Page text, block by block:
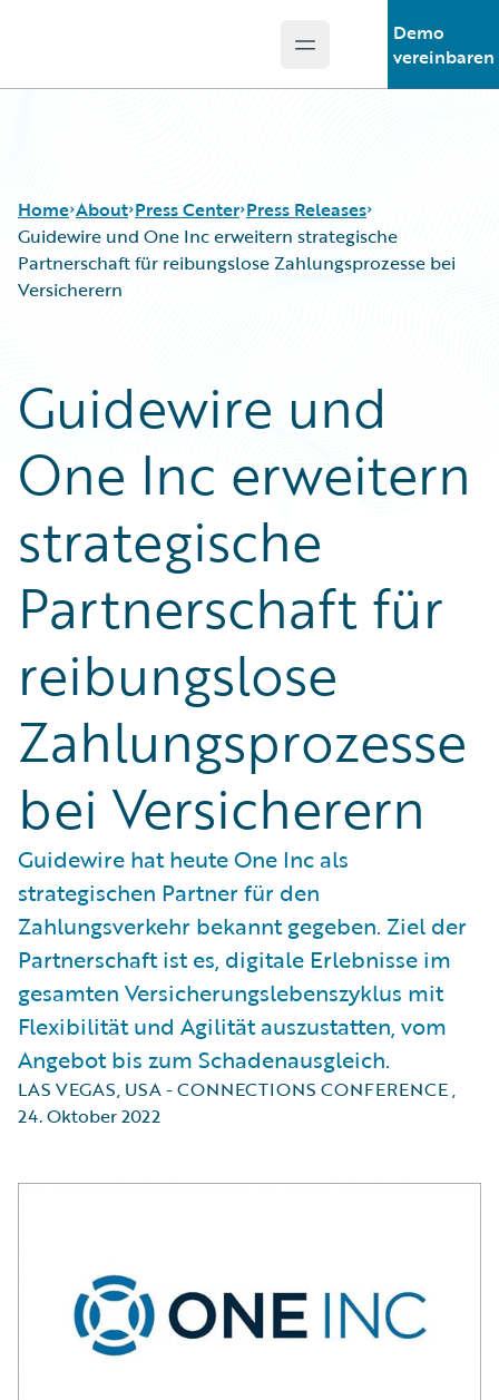
Open main menu
Demo
vereinbaren
Home About Press Center Press Releases
Guidewire und One Inc erweitern strategische
Partnerschaft für reibungslose Zahlungsprozesse bei
Versicherern
Guidewire und
One Inc erweitern
strategische
Partnerschaft für
reibungslose
Zahlungsprozesse
bei Versicherern
Guidewire hat heute One Inc als
strategischen Partner für den
Zahlungsverkehr bekannt gegeben. Ziel der
Partnerschaft ist es, digitale Erlebnisse im
gesamten Versicherungslebenszyklus mit
Flexibilität und Agilität auszustatten, vom
Angebot bis zum Schadenausgleich.
LAS VEGAS, USA - CONNECTIONS CONFERENCE,
24. Oktober 2022